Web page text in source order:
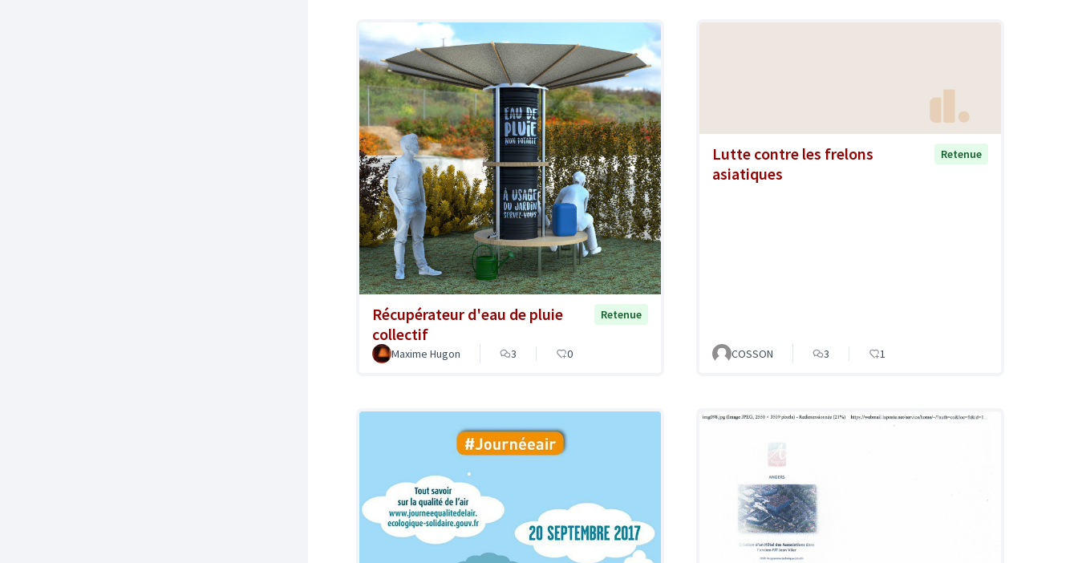
Récupérateur d'eau de pluie
collectif
Retenue
Maxime Hugon 3 0
Lutte contre les frelons
asiatiques
Retenue
COSSON 3 1